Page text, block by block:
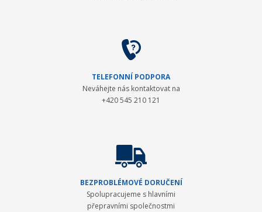
TELEFONNÍ PODPORA
Neváhejte nás kontaktovat na
+420 545 210 121
BEZPROBLÉMOVÉ DORUČENÍ
Spolupracujeme s hlavními
přepravními společnostmi